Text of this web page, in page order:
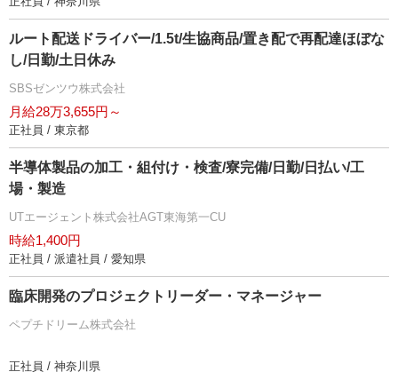
ルート配送ドライバー/1.5t/生協商品/置き配で再配達ほぼな
し/日勤/土日休み
SBSゼンツウ株式会社
月給28万3,655円～
正社員 / 東京都
半導体製品の加工・組付け・検査/寮完備/日勤/日払い/工
場・製造
UTエージェント株式会社AGT東海第一CU
時給1,400円
正社員 / 派遣社員 / 愛知県
臨床開発のプロジェクトリーダー・マネージャー
ペプチドリーム株式会社
正社員 / 神奈川県